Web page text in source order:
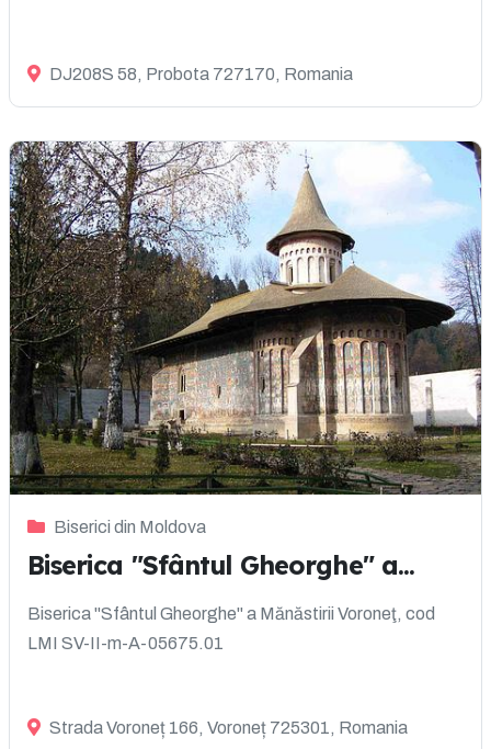
DJ208S 58, Probota 727170, Romania
Biserici din Moldova
Biserica "Sfântul Gheorghe" a...
Biserica "Sfântul Gheorghe" a Mănăstirii Voroneţ, cod
LMI SV-II-m-A-05675.01
Strada Voroneț 166, Voroneț 725301, Romania